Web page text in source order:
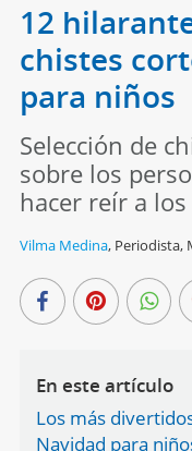
12
chistes
para niños
Selección de
sobre los
hacer reír a
Vilma Medina, Periodista,
En este artículo
Los más
Navidad para